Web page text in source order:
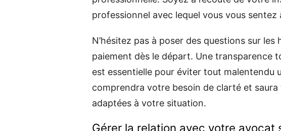
professionnel avec lequel vous vous sentez
N’hésitez pas à poser des questions sur
paiement dès le départ. Une transparence
est essentielle pour éviter tout malentendu
comprendra votre besoin de clarté et
adaptées à votre situation.
Gérer la relation avec votre avocat